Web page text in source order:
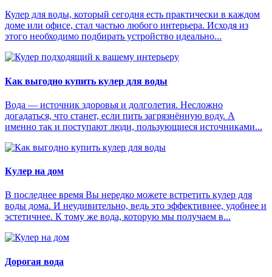
Кулер для воды, который сегодня есть практически в каждом
доме или офисе, стал частью любого интерьера. Исходя из
этого необходимо подбирать устройство идеально...
Как выгодно купить кулер для воды
Вода — источник здоровья и долголетия. Несложно
догадаться, что станет, если пить загрязнённую воду. А
именно так и поступают люди, пользующиеся источниками...
Кулер на дом
В последнее время Вы нередко можете встретить кулер для
воды дома. И неудивительно, ведь это эффективнее, удобнее и
эстетичнее. К тому же вода, которую мы получаем в...
Дорогая вода